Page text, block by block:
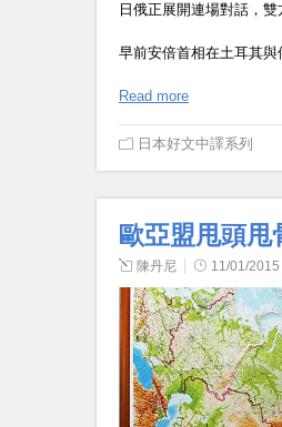
日俄正展開連場對話，
早前安倍首相在土耳其
Read more
日本好文中譯系列
歐亞盟甩頭
陳丹尼 11/01/2015